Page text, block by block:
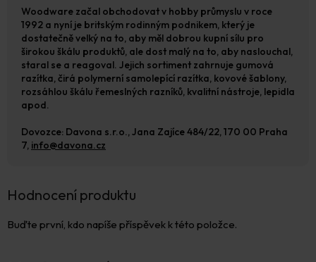
Hodnocení produktu
Buďte první, kdo napíše příspěvek k této položce.
Woodware začal obchodovat v hobby průmyslu v roce
1992 a nyní je britským rodinným podnikem, který je
dostatečně velký na to, aby měl dobrou kupní sílu pro
širokou škálu produktů, ale dost malý na to, aby naslouchal,
staral se a reagoval. Jejich sortiment zahrnuje gumová
razítka, čirá polymerní samolepící razítka, kovové šablony,
rozsáhlou škálu řemeslných razníků, kvalitní nástroje, lepidla
apod.
Dovozce: Davona s.r.o., Jana Zajíce 484/22, 170 00 Praha
7, info@davona.cz